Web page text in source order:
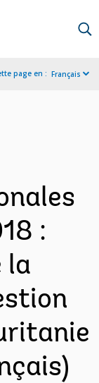
page en : Français
:
la